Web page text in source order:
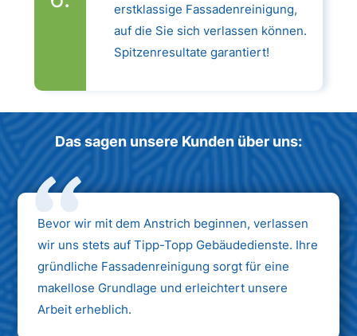
erstklassige Fassadenreinigung,
auf die Sie sich verlassen können.
Spitzenresultate garantiert!
Das sagen unsere Kunden über uns:
Bevor wir mit dem Anstrich beginnen, verlassen
wir uns stets auf Tipp-Topp Gebäudedienste. Ihre
gründliche Fassadenreinigung sorgt für eine
makellose Grundlage und erleichtert unsere
Arbeit erheblich.